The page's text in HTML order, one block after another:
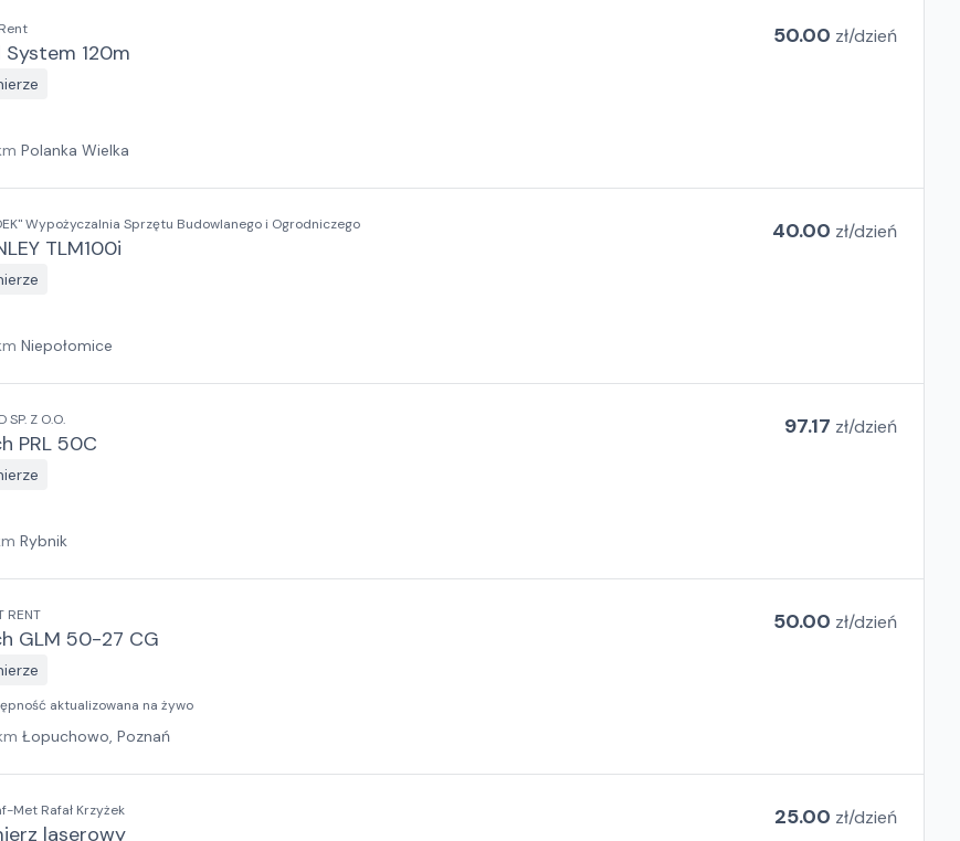
System 120m
50.00 zł/dzień
Polanka Wielka
Wypożyczalnia Sprzętu Budowlanego i Ogrodniczego
TLM100i
40.00 zł/dzień
Niepołomice
SP. Z O.O.
PRL 50C
97.17 zł/dzień
Rybnik
RENT
GLM 50-27 CG
50.00 zł/dzień
aktualizowana na żywo
Łopuchowo, Poznań
Met Rafał Krzyżek
laserowy
25.00 zł/dzień